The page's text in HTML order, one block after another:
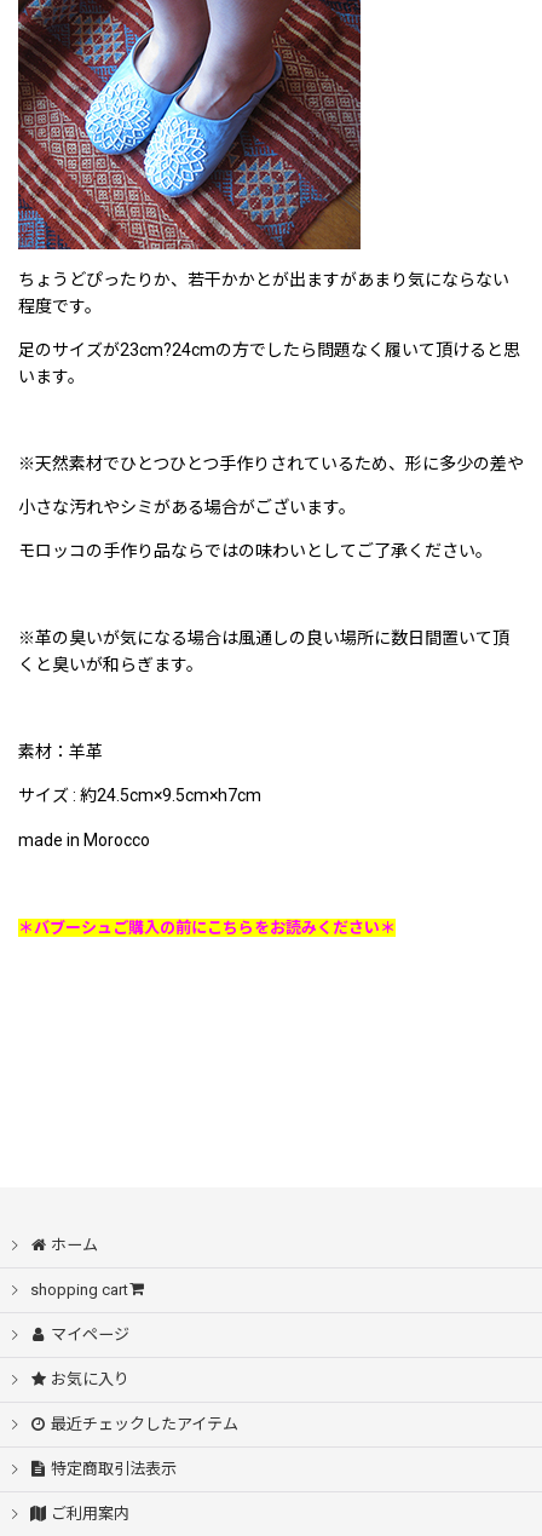
ちょうどぴったりか、若干かかとが出ますがあまり気にならない
程度です。
足のサイズが23cm?24cmの方でしたら問題なく履いて頂けると思
います。
※天然素材でひとつひとつ手作りされているため、形に多少の差や
小さな汚れやシミがある場合がございます。
モロッコの手作り品ならではの味わいとしてご了承ください。
※革の臭いが気になる場合は風通しの良い場所に数日間置いて頂
くと臭いが和らぎます。
素材：羊革
サイズ : 約24.5cm×9.5cm×h7cm
made in Morocco
＊バブーシュご購入の前にこちらをお読みください＊
ホーム
shopping cart
マイページ
お気に入り
最近チェックしたアイテム
特定商取引法表示
ご利用案内